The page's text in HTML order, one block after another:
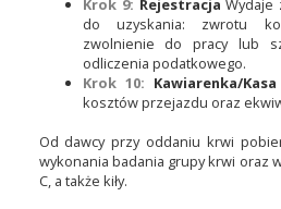
Krok 9: Rejestracja Wydaje
do uzyskania: zwrotu
zwolnienie do pracy lub
odliczenia podatkowego.
Krok 10: Kawiarenka/Kasa
kosztów przejazdu oraz
Od dawcy przy oddaniu krwi
wykonania badania grupy krwi oraz
C, a także kiły.